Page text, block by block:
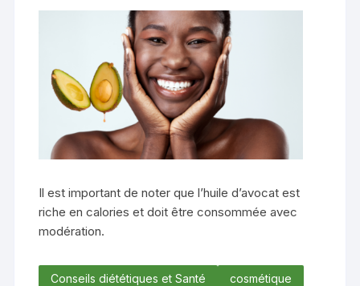
Il est important de noter que l’huile d’avocat est
riche en calories et doit être consommée avec
modération.
Conseils diététiques et Santé
cosmétique